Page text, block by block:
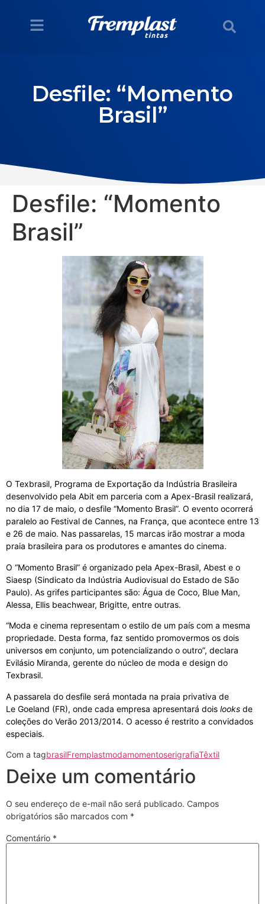
Desfile: “Momento
Brasil”
Desfile: “Momento
Brasil”
O Texbrasil, Programa de Exportação da Indústria Brasileira
desenvolvido pela Abit em parceria com a Apex-Brasil realizará,
no dia 17 de maio, o desfile “Momento Brasil”. O evento ocorrerá
paralelo ao Festival de Cannes, na França, que acontece entre 13
e 26 de maio. Nas passarelas, 15 marcas irão mostrar a moda
praia brasileira para os produtores e amantes do cinema.
O “Momento Brasil” é organizado pela Apex-Brasil, Abest e o
Siaesp (Sindicato da Indústria Audiovisual do Estado de São
Paulo). As grifes participantes são: Água de Coco, Blue Man,
Alessa, Ellis beachwear, Brigitte, entre outras.
“Moda e cinema representam o estilo de um país com a mesma
propriedade. Desta forma, faz sentido promovermos os dois
universos em conjunto, um potencializando o outro”, declara
Evilásio Miranda, gerente do núcleo de moda e design do
Texbrasil.
A passarela do desfile será montada na praia privativa de
Le Goeland (FR), onde cada empresa apresentará dois looks de
coleções do Verão 2013/2014. O acesso é restrito a convidados
especiais.
Com a tagbrasilFremplastmodamomentoserigrafiaTêxtil
Deixe um comentário
O seu endereço de e-mail não será publicado. Campos
obrigatórios são marcados com *
Comentário *